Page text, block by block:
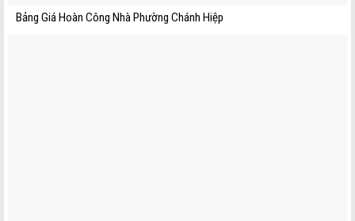
Bảng Giá Hoàn Công Nhà Phường Chánh Hiệp